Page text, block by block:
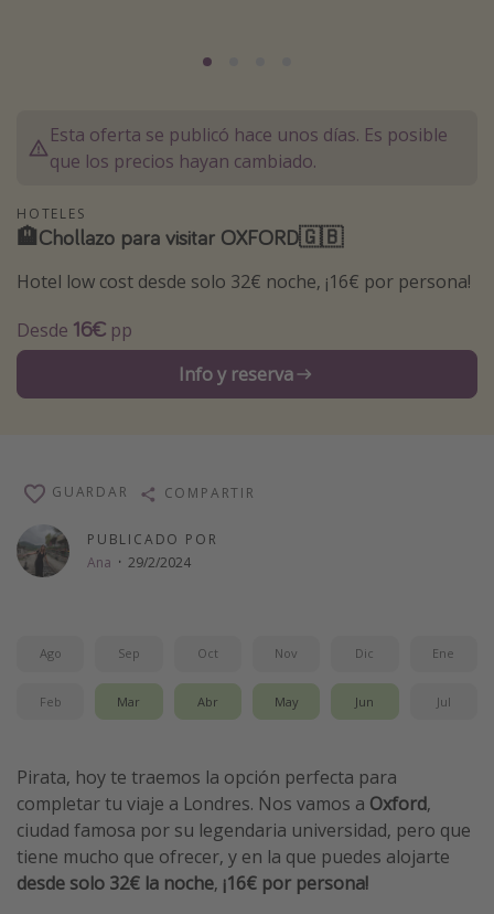
Tailandia
Maldivas
Albania
Glamping
Viajes en familia
Vacaciones de Playa
Viajes para singles
Más temas
Trabajar en el extranjero
Hoteles más hot de España
Guía de equipaje de mano
Parques de atracciones
Viaja con musicales
Esta oferta se publicó hace unos días. Es posible
que los precios hayan cambiado.
HOTELES
🏨Chollazo para visitar OXFORD🇬🇧
Hotel low cost desde solo 32€ noche, ¡16€ por persona!
Desde 16€ pp
Info y reserva
PUBLICADO POR
Ana · 29/2/2024
GUARDAR COMPARTIR
Ago Sep Oct Nov Dic Ene
Feb Mar Abr May Jun Jul
Pirata, hoy te traemos la opción perfecta para
completar tu viaje a Londres. Nos vamos a Oxford,
ciudad famosa por su legendaria universidad, pero que
tiene mucho que ofrecer, y en la que puedes alojarte
desde solo 32€ la noche, ¡16€ por persona!